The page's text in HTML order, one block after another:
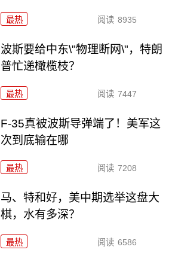
最热 阅读 8935
波斯要给中东\"物理断网\"，特朗
普忙递橄榄枝？
最热 阅读 7447
F-35真被波斯导弹端了！美军这
次到底输在哪
最热 阅读 7208
马、特和好，美中期选举这盘大
棋，水有多深？
最热 阅读 6586